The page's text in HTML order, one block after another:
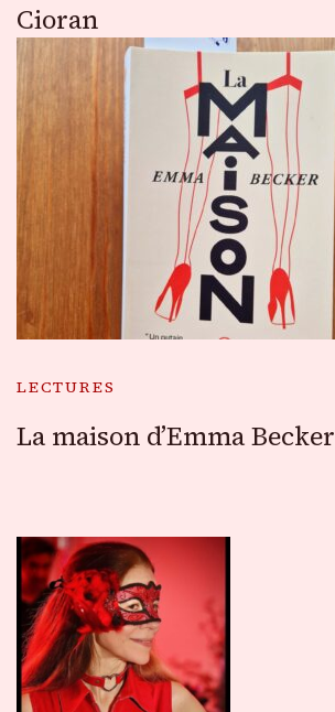
Cioran
LECTURES
La maison d’Emma Becker